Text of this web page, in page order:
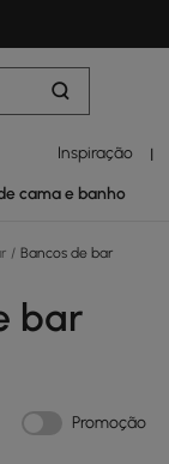
Inspiração |
cama e banho
/ Bancos de bar
bar
Promoção